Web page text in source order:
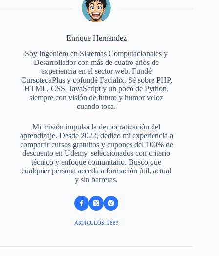
Enrique Hernandez
Soy Ingeniero en Sistemas Computacionales y
Desarrollador con más de cuatro años de
experiencia en el sector web. Fundé
CursotecaPlus y cofundé Facialix. Sé sobre PHP,
HTML, CSS, JavaScript y un poco de Python,
siempre con visión de futuro y humor veloz
cuando toca.
Mi misión impulsa la democratización del
aprendizaje. Desde 2022, dedico mi experiencia a
compartir cursos gratuitos y cupones del 100% de
descuento en Udemy, seleccionados con criterio
técnico y enfoque comunitario. Busco que
cualquier persona acceda a formación útil, actual
y sin barreras.
ARTÍCULOS: 2883